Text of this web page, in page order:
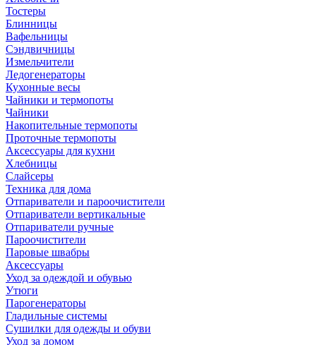
Тостеры
Блинницы
Вафельницы
Сэндвичницы
Измельчители
Ледогенераторы
Кухонные весы
Чайники и термопоты
Чайники
Накопительные термопоты
Проточные термопоты
Аксессуары для кухни
Хлебницы
Слайсеры
Техника для дома
Отпариватели и пароочистители
Отпариватели вертикальные
Отпариватели ручные
Пароочистители
Паровые швабры
Аксессуары
Уход за одеждой и обувью
Утюги
Парогенераторы
Гладильные системы
Сушилки для одежды и обуви
Уход за домом